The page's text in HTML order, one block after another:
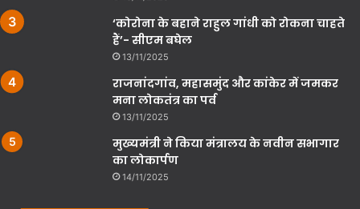
‘कोरोना के बहाने राहुल गांधी को रोकना चाहते
हैं’- सीएम बघेल
13/11/2025
राजनांदगांव, महासमुंद और कांकेर में जमकर
मना लोकतंत्र का पर्व
13/11/2025
मुख्यमंत्री ने किया मंत्रालय के नवीन सभागार
का लोकार्पण
14/11/2025